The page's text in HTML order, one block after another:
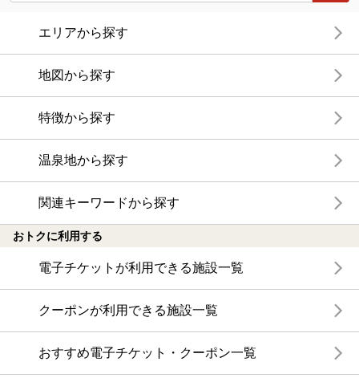
エリアから探す
地図から探す
特徴から探す
温泉地から探す
関連キーワードから探す
おトクに利用する
電子チケットが利用できる施設一覧
クーポンが利用できる施設一覧
おすすめ電子チケット・クーポン一覧